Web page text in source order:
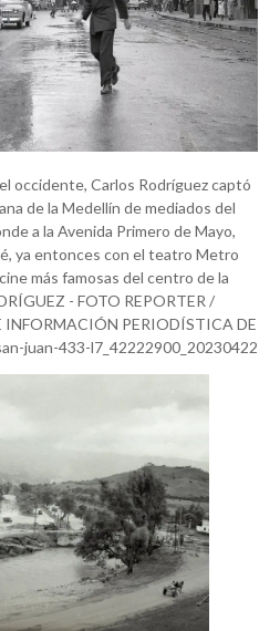
occidente, Carlos Rodríguez captó
de la Medellín de mediados del
a la Avenida Primero de Mayo,
ya entonces con el teatro Metro
más famosas del centro de la
- FOTO REPORTER /
INFORMACIÓN PERIODÍSTICA DE
juan-433-l7_42222900_20230422